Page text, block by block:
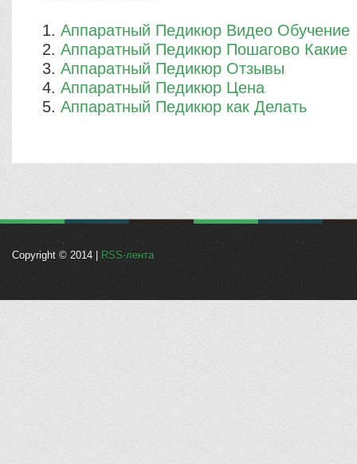
Аппаратный Педикюр Видео Обучение
Аппаратный Педикюр Пошагово Какие
Аппаратный Педикюр Отзывы
Аппаратный Педикюр Цена
Аппаратный Педикюр как Делать
Copyright © 2014 | RSS-лента